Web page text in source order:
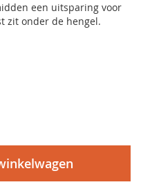
een uitsparing voor
zit onder de hengel.